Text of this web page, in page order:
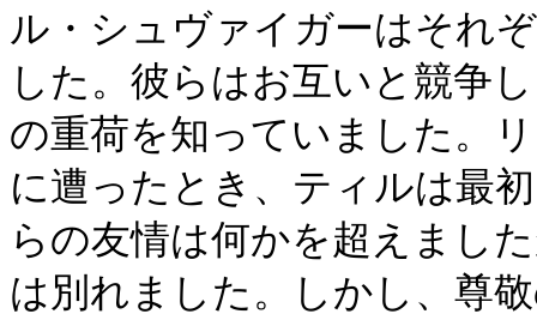
ル・シュヴァイガーはそれ
した。彼らはお互いと競争
の重荷を知っていました。
に遭ったとき、ティルは最
らの友情は何かを超えまし
は別れました。しかし、尊